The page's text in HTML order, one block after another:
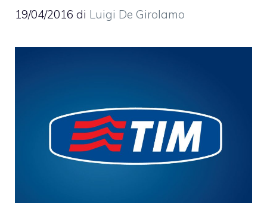
19/04/2016 di Luigi De Girolamo